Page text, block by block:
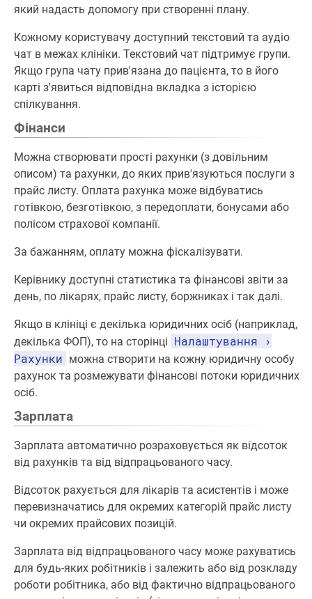
який надасть допомогу при створенні плану.
Кожному користувачу доступний текстовий та аудіо
чат в межах клініки. Текстовий чат підтримує групи.
Якщо група чату прив'язана до пацієнта, то в його
карті з'явиться відповідна вкладка з історією
спілкування.
Фінанси
Можна створювати прості рахунки (з довільним
описом) та рахунки, до яких прив'язуються послуги з
прайс листу. Оплата рахунка може відбуватись
готівкою, безготівкою, з передоплати, бонусами або
полісом страхової компанії.
За бажанням, оплату можна фіскалізувати.
Керівнику доступні статистика та фінансові звіти за
день, по лікарях, прайс листу, боржниках і так далі.
Якщо в клініці є декілька юридичних осіб (наприклад,
декілька ФОП), то на сторінці Налаштування ›
Рахунки можна створити на кожну юридичну особу
рахунок та розмежувати фінансові потоки юридичних
осіб.
Зарплата
Зарплата автоматично розраховується як відсоток
від рахунків та від відпрацьованого часу.
Відсоток рахується для лікарів та асистентів і може
перевизначатись для окремих категорій прайс листу
чи окремих прайсових позицій.
Зарплата від відпрацьованого часу може рахуватись
для будь-яких робітників і залежить або від розкладу
роботи робітника, або від фактично відпрацьованого